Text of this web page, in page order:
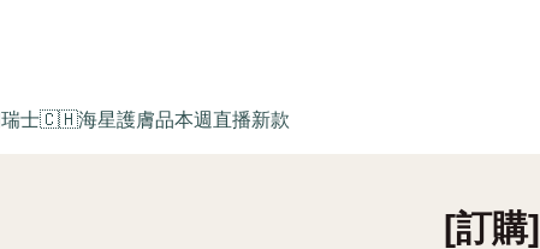
瑞士🇨🇭海星護膚品本週直播新款
[訂購